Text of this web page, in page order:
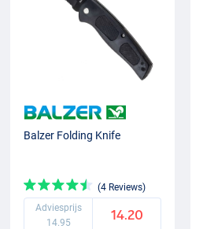
Balzer Folding Knife
(4 Reviews)
Adviesprijs
14.95
14.20